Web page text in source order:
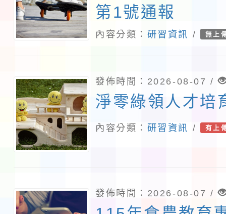
第1號通報
內容分類： 研習資訊 / 無上
發佈時間：2026-08-07 /
淨零綠領人才培
內容分類： 研習資訊 / 有上
發佈時間：2026-08-07 /